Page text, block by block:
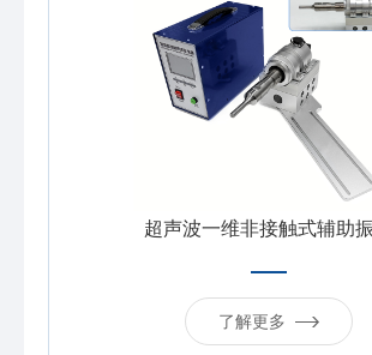
超声波一维非接触式辅助
了解更多